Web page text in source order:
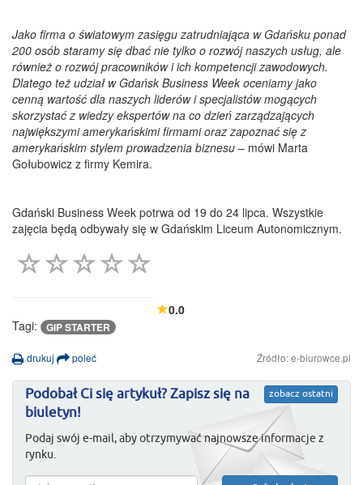
Jako firma o światowym zasięgu zatrudniająca w Gdańsku ponad
200 osób staramy się dbać nie tylko o rozwój naszych usług, ale
również o rozwój pracowników i ich kompetencji zawodowych.
Dlatego też udział w Gdańsk Business Week oceniamy jako
cenną wartość dla naszych liderów i specjalistów mogących
skorzystać z wiedzy ekspertów na co dzień zarządzających
największymi amerykańskimi firmami oraz zapoznać się z
amerykańskim stylem prowadzenia biznesu – mówi Marta
Gołubowicz z firmy Kemira.
Gdański Business Week potrwa od 19 do 24 lipca. Wszystkie
zajęcia będą odbywały się w Gdańskim Liceum Autonomicznym.
0.0
Tagi:
GIP STARTER
drukuj poleć Źródło: e-biurowce.pl
zobacz ostatni
Podobał Ci się artykuł? Zapisz się na
biuletyn!
Podaj swój e-mail, aby otrzymywać najnowsze informacje z
rynku.